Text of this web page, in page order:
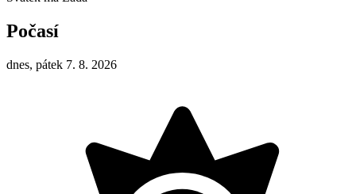
Počasí
dnes, pátek 7. 8. 2026